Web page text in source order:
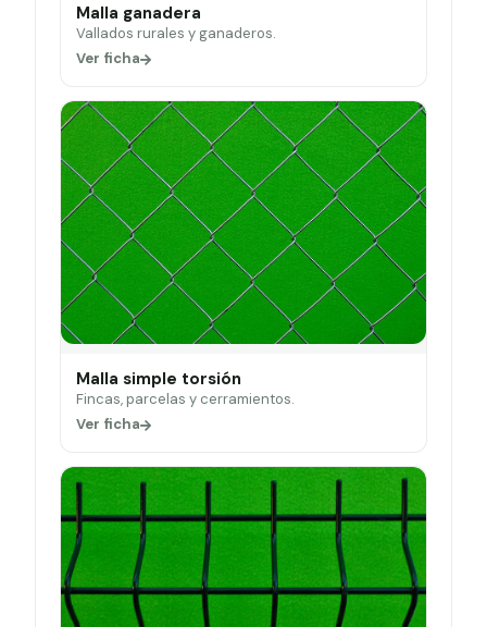
Malla ganadera
Vallados rurales y ganaderos.
Ver ficha
Malla simple torsión
Fincas, parcelas y cerramientos.
Ver ficha